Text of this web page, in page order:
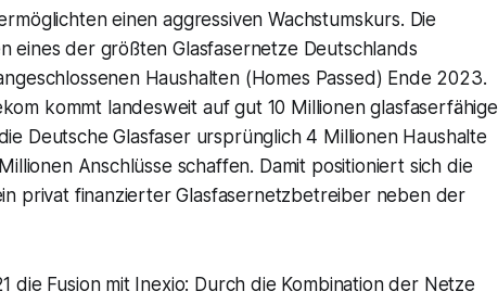
einen aggressiven Wachstumskurs. Die
eines der größten Glasfasernetze Deutschlands
Haushalten (Homes Passed) Ende 2023.
kommt landesweit auf gut 10 Millionen glasfaserfähige
Deutsche Glasfaser ursprünglich 4 Millionen Haushalte
Anschlüsse schaffen. Damit positioniert sich die
privat finanzierter Glasfasernetzbetreiber neben der
die Fusion mit Inexio: Durch die Kombination der Netze